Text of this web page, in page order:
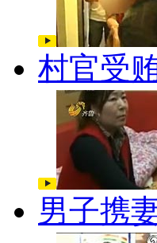
村官受
男子携